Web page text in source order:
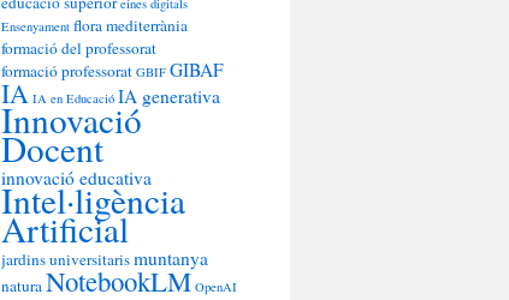
eines digitals
Ensenyament flora mediterrània
formació del professorat
formació professorat GBIF GIBAF
IA IA en Educació IA generativa
Innovació
Docent
innovació educativa
Intel·ligència
Artificial
jardins universitarismuntanya
naturaNotebookLM OpenAI